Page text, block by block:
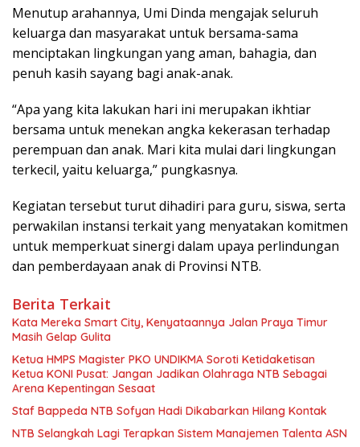
Menutup arahannya, Umi Dinda mengajak seluruh
keluarga dan masyarakat untuk bersama-sama
menciptakan lingkungan yang aman, bahagia, dan
penuh kasih sayang bagi anak-anak.
“Apa yang kita lakukan hari ini merupakan ikhtiar
bersama untuk menekan angka kekerasan terhadap
perempuan dan anak. Mari kita mulai dari lingkungan
terkecil, yaitu keluarga,” pungkasnya.
Kegiatan tersebut turut dihadiri para guru, siswa, serta
perwakilan instansi terkait yang menyatakan komitmen
untuk memperkuat sinergi dalam upaya perlindungan
dan pemberdayaan anak di Provinsi NTB.
Berita Terkait
Kata Mereka Smart City, Kenyataannya Jalan Praya Timur
Masih Gelap Gulita
Ketua HMPS Magister PKO UNDIKMA Soroti Ketidaketisan
Ketua KONI Pusat: Jangan Jadikan Olahraga NTB Sebagai
Arena Kepentingan Sesaat
Staf Bappeda NTB Sofyan Hadi Dikabarkan Hilang Kontak
NTB Selangkah Lagi Terapkan Sistem Manajemen Talenta ASN